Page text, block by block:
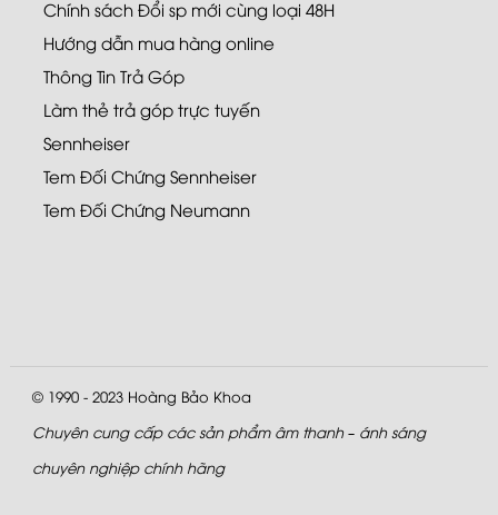
Chính sách Đổi sp mới cùng loại 48H
Hướng dẫn mua hàng online
Thông Tin Trả Góp
Làm thẻ trả góp trực tuyến
Sennheiser
Tem Đối Chứng Sennheiser
Tem Đối Chứng Neumann
© 1990 - 2023 Hoàng Bảo Khoa
Chuyên cung cấp các sản phẩm âm thanh – ánh sáng
chuyên nghiệp chính hãng